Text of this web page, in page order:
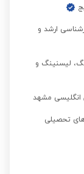
ارشد و
لیسنینگ و
انگلیسی مشهد
تحصیلی